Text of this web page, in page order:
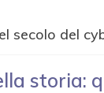
secolo del
storia:
e Malware: le